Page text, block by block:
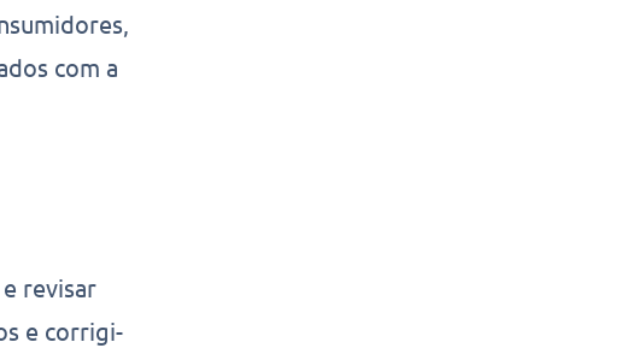
com a
revisar
e corrigi-